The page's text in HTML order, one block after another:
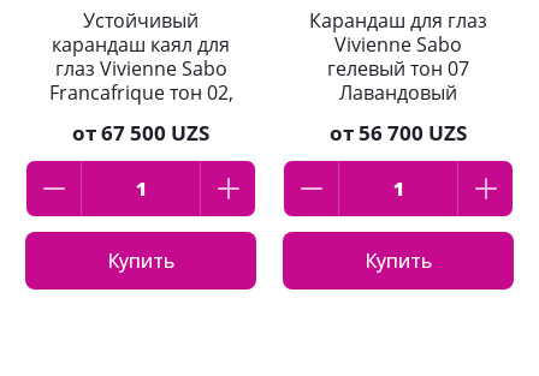
Устойчивый
карандаш каял для
глаз Vivienne Sabo
Francafrique тон 02,
от67 500 UZS
Купить
Карандаш для глаз
Vivienne Sabo
гелевый тон 07
Лавандовый
от56 700 UZS
Купить